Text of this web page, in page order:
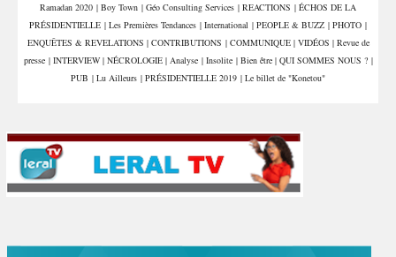
Ramadan 2020 | Boy Town | Géo Consulting Services | REACTIONS | ÉCHOS DE LA
PRÉSIDENTIELLE | Les Premières Tendances | International | PEOPLE & BUZZ | PHOTO |
ENQUÊTES & REVELATIONS | CONTRIBUTIONS | COMMUNIQUE | VIDÉOS | Revue de
presse | INTERVIEW | NÉCROLOGIE | Analyse | Insolite | Bien être | QUI SOMMES NOUS ? |
PUB | Lu Ailleurs | PRÉSIDENTIELLE 2019 | Le billet de "Konetou"